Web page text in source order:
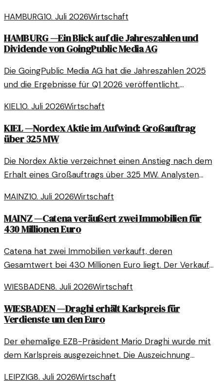
Diese strategische Entscheidung könnte
weitreichende Auswirkungen auf die Märkte haben.
HAMBURG10. Juli 2026Wirtschaft
HAMBURG—Ein Blick auf die Jahreszahlen und
Dividende von GoingPublic Media AG
Die GoingPublic Media AG hat die Jahreszahlen 2025
und die Ergebnisse für Q1 2026 veröffentlicht.
die Dividendenpolitik des Unternehmens.
KIEL10. Juli 2026Wirtschaft
KIEL—Nordex Aktie im Aufwind: Großauftrag
über 325 MW
Die Nordex Aktie verzeichnet einen Anstieg nach dem
Erhalt eines Großauftrags über 325 MW. Analysten
Investitionen ist.
MAINZ10. Juli 2026Wirtschaft
MAINZ—Catena veräußert zwei Immobilien für
430 Millionen Euro
Catena hat zwei Immobilien verkauft, deren
Gesamtwert bei 430 Millionen Euro liegt. Der Verkauf
Unternehmens.
WIESBADEN8. Juli 2026Wirtschaft
WIESBADEN—Draghi erhält Karlspreis für
Verdienste um den Euro
Der ehemalige EZB-Präsident Mario Draghi wurde mit
dem Karlspreis ausgezeichnet. Die Auszeichnung
Euro.
LEIPZIG8. Juli 2026Wirtschaft